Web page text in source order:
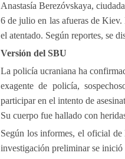
Anastasía Berezóvskaya,
6 de julio en las afueras de Kiev.
el atentado. Según reportes, se
Versión del SBU
La policía ucraniana ha
exagente de policía,
participar en el intento de
Su cuerpo fue hallado con
Según los informes, el oficial
investigación preliminar se